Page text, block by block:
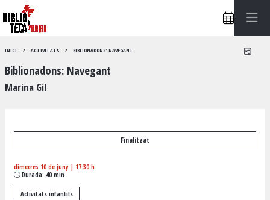
INICI ACTIVITATS BIBLIONADONS: NAVEGANT
Biblionadons: Navegant
Marina Gil
Finalitzat
dimecres 10 de juny | 17:30 h
Durada: 40 min
Activitats infantils